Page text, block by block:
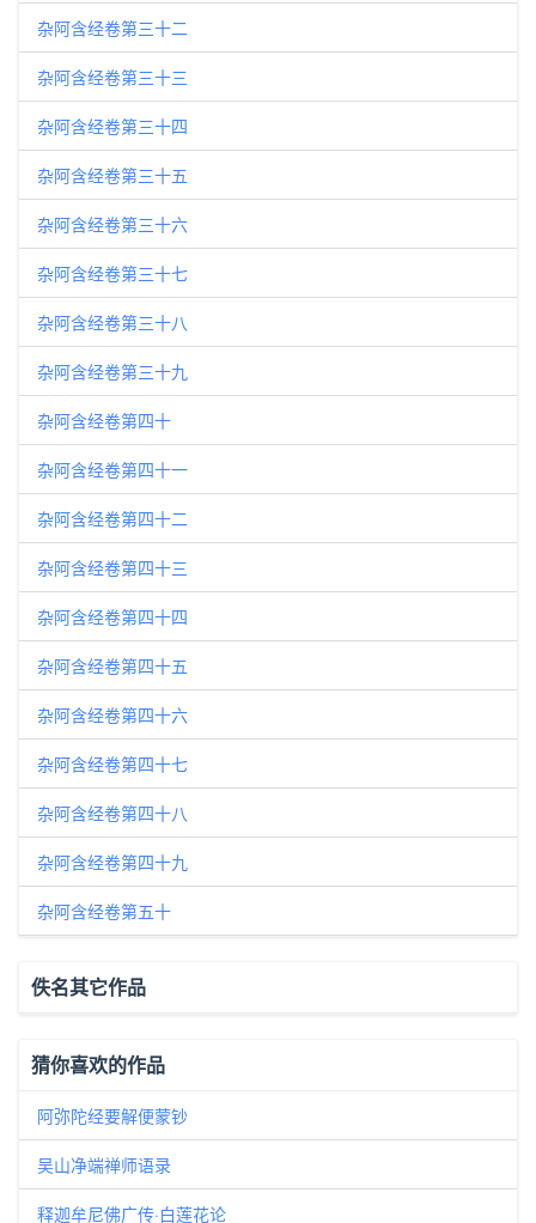
杂阿含经卷第三十二
杂阿含经卷第三十三
杂阿含经卷第三十四
杂阿含经卷第三十五
杂阿含经卷第三十六
杂阿含经卷第三十七
杂阿含经卷第三十八
杂阿含经卷第三十九
杂阿含经卷第四十
杂阿含经卷第四十一
杂阿含经卷第四十二
杂阿含经卷第四十三
杂阿含经卷第四十四
杂阿含经卷第四十五
杂阿含经卷第四十六
杂阿含经卷第四十七
杂阿含经卷第四十八
杂阿含经卷第四十九
杂阿含经卷第五十
佚名其它作品
猜你喜欢的作品
阿弥陀经要解便蒙钞
吴山净端禅师语录
释迦牟尼佛广传·白莲花论